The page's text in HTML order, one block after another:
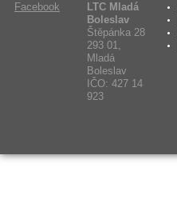
Facebook
LTC Mladá
Boleslav
Štěpánka 28
293 01,
Mladá
Boleslav
IČO: 427 14
923